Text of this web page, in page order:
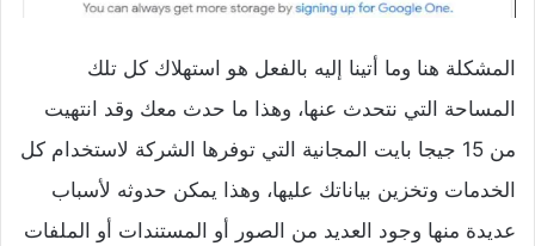
المشكلة هنا وما أتينا إليه بالفعل هو استهلاك كل تلك
المساحة التي نتحدث عنها، وهذا ما حدث معك وقد انتهيت
من 15 جيجا بايت المجانية التي توفرها الشركة لاستخدام كل
الخدمات وتخزين بياناتك عليها، وهذا يمكن حدوثه لأسباب
عديدة منها وجود العديد من الصور أو المستندات أو الملفات